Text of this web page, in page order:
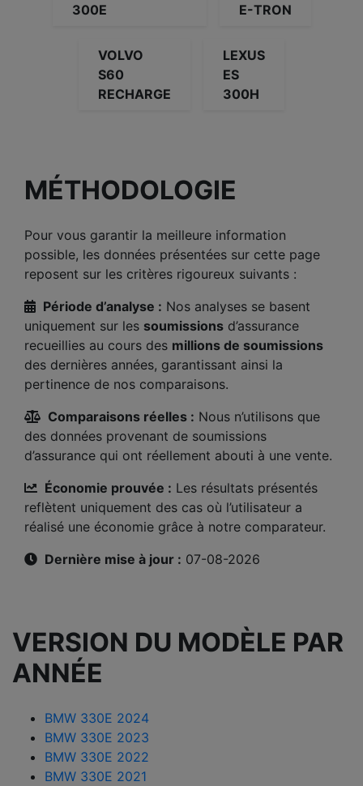
300E
E-TRON
VOLVO
S60
RECHARGE
LEXUS
ES
300H
MÉTHODOLOGIE
Pour vous garantir la meilleure information
possible, les données présentées sur cette page
reposent sur les critères rigoureux suivants :
Période d’analyse : Nos analyses se basent
uniquement sur les soumissions d’assurance
recueillies au cours des millions de soumissions
des dernières années, garantissant ainsi la
pertinence de nos comparaisons.
Comparaisons réelles : Nous n’utilisons que
des données provenant de soumissions
d’assurance qui ont réellement abouti à une vente.
Économie prouvée : Les résultats présentés
reflètent uniquement des cas où l’utilisateur a
réalisé une économie grâce à notre comparateur.
Dernière mise à jour : 07-08-2026
VERSION DU MODÈLE PAR
ANNÉE
BMW 330E 2024
BMW 330E 2023
BMW 330E 2022
BMW 330E 2021